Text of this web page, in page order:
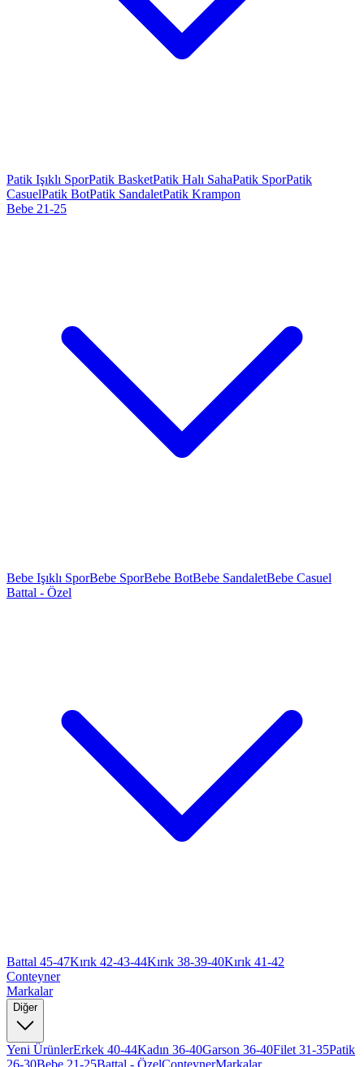
Patik Işıklı SporPatik BasketPatik Halı SahaPatik SporPatik
CasuelPatik BotPatik SandaletPatik Krampon
Bebe 21-25
Bebe Işıklı SporBebe SporBebe BotBebe SandaletBebe Casuel
Battal - Özel
Battal 45-47Kırık 42-43-44Kırık 38-39-40Kırık 41-42
Conteyner
Markalar
Diğer
Yeni ÜrünlerErkek 40-44Kadın 36-40Garson 36-40Filet 31-35Patik
26-30Bebe 21-25Battal - ÖzelConteynerMarkalar